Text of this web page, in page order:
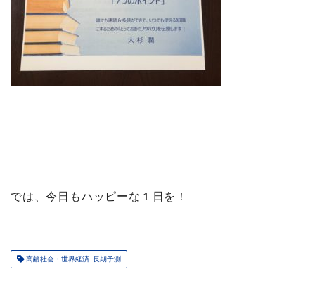
では、今日もハッピーな１日を！
高齢社会・世界経済･長期予測